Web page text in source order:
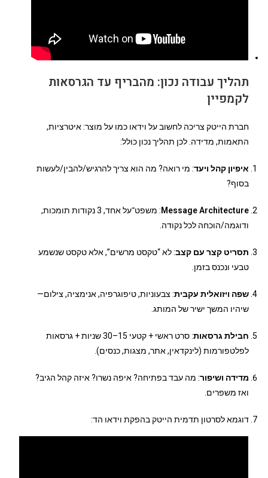
תהליך עבודה נכון: מהבריף עד הגרסאות
לקמפיין
חברת הייטק צריכה לחשוב על וידאו כמו על מוצר: איטרציות,
התאמות, מדידה. לכן תהליך נכון כולל:
איפיון קהל ויעד: מי רואה? מה הוא צריך להרגיש/להבין/לעשות
בסוף?
Message Architecture
: משפט־על אחד, 3 נקודות תומכות,
ודוגמה/הוכחה לכל נקודה.
תסריט קצר עם קצב: לא “טקסט מרשים”, אלא טקסט שנשמע
טבעי ונכנס בזמן.
שפה ויזואלית עקבית: צבעוניות, טיפוגרפיה, אנימציה, צילום—
שיהיו המשך ישיר של המותג.
חבילת גרסאות
: סרט ראשי + קטעי 15–30 שניות + גרסאות
לפלטפורמות (לינקדאין, אתר, מצגות, כנסים).
מדידה ושיפור: מה עבד בפתיחה? איפה נשרו? איזה קהל הגיב?
ואז משפרים.
דוגמא לסרטון תדמית הייטק בהפקת וידאו הד: